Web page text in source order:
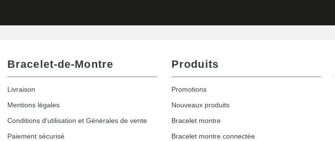
Bracelet-de-Montre
Livraison
Mentions légales
Conditions d'utilisation et Générales de vente
Paiement sécurisé
Produits
Promotions
Nouveaux produits
Bracelet montre
Bracelet montre connectée